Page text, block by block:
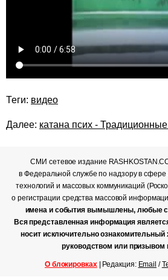
Теги: видео
Далее: катана псих -
СМИ сетевое издание
в Федеральной службе по надзору в
технологий и массовых коммуникаций
о регистрации средства массовой
имена и события вымышлены, любые
Вся представленная информация
носит исключительно ознакомительный
руководством или призывом
О блокировках| Редакция: Email /